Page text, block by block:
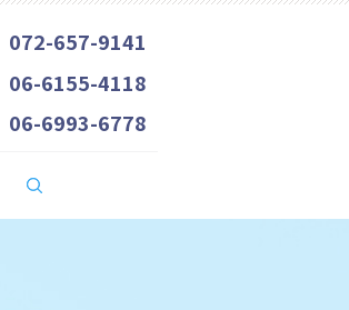
072-657-9141
06-6155-4118
06-6993-6778